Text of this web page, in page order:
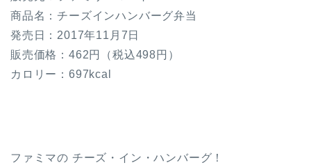
商品名：チーズインハンバーグ弁当
発売日：2017年11月7日
販売価格：462円（税込498円）
カロリー：697kcal
ファミマの チーズ・イン・ハンバーグ！